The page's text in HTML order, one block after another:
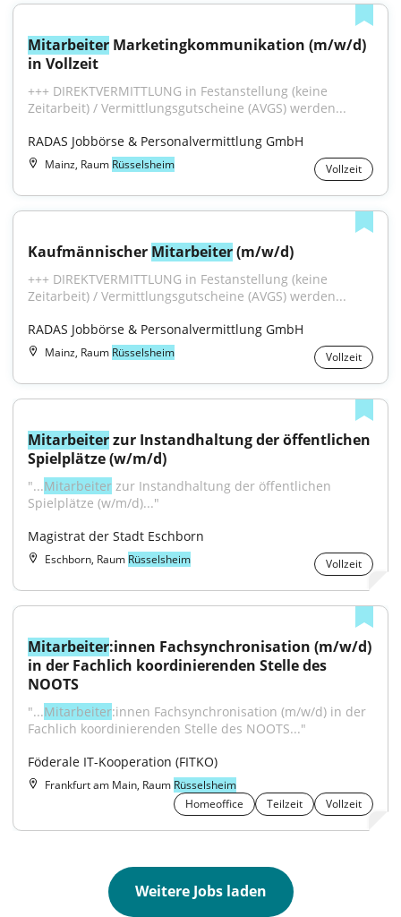
Mitarbeiter Marketingkommunikation (m/w/d)
in Vollzeit
+++ DIREKTVERMITTLUNG in Festanstellung (keine
Zeitarbeit) / Vermittlungsgutscheine (AVGS) werden...
RADAS Jobbörse & Personalvermittlung GmbH
Mainz, Raum Rüsselsheim Vollzeit
Kaufmännischer Mitarbeiter (m/w/d)
+++ DIREKTVERMITTLUNG in Festanstellung (keine
Zeitarbeit) / Vermittlungsgutscheine (AVGS) werden...
RADAS Jobbörse & Personalvermittlung GmbH
Mainz, Raum Rüsselsheim Vollzeit
Mitarbeiter zur Instandhaltung der öffentlichen
Spielplätze (w/m/d)
"...Mitarbeiter zur Instandhaltung der öffentlichen
Spielplätze (w/m/d)..."
Magistrat der Stadt Eschborn
Eschborn, Raum Rüsselsheim Vollzeit
Mitarbeiter:innen Fachsynchronisation (m/w/d)
in der Fachlich koordinierenden Stelle des
NOOTS
"...Mitarbeiter:innen Fachsynchronisation (m/w/d) in der
Fachlich koordinierenden Stelle des NOOTS..."
Föderale IT-Kooperation (FITKO)
Frankfurt am Main, Raum Rüsselsheim
Homeoffice
Teilzeit Vollzeit
Weitere Jobs laden